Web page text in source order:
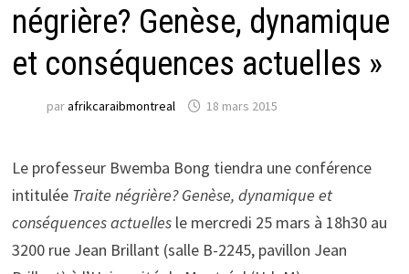
négrière? Genèse, dynamique
et conséquences actuelles »
parafrikcaraibmontreal 18 mars 2015
Le professeur Bwemba Bong tiendra une conférence
intitulée Traite négrière? Genèse, dynamique et
conséquences actuellesle mercredi 25 mars à 18h30 au
3200 rue Jean Brillant (salle B-2245, pavillon Jean